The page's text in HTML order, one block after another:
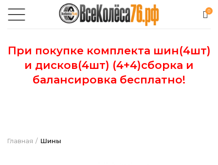
0
При покупке комплекта шин(4шт)
и дисков(4шт) (4+4)сборка и
балансировка бесплатно!
Главная Шины